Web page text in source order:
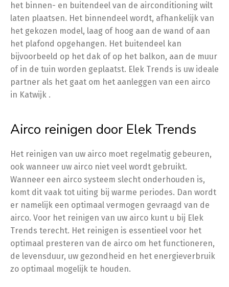
het binnen- en buitendeel van de airconditioning wilt
laten plaatsen. Het binnendeel wordt, afhankelijk van
het gekozen model, laag of hoog aan de wand of aan
het plafond opgehangen. Het buitendeel kan
bijvoorbeeld op het dak of op het balkon, aan de muur
of in de tuin worden geplaatst. Elek Trends is uw ideale
partner als het gaat om het aanleggen van een airco
in Katwijk .
Airco reinigen door Elek Trends
Het reinigen van uw airco moet regelmatig gebeuren,
ook wanneer uw airco niet veel wordt gebruikt.
Wanneer een airco systeem slecht onderhouden is,
komt dit vaak tot uiting bij warme periodes. Dan wordt
er namelijk een optimaal vermogen gevraagd van de
airco. Voor het reinigen van uw airco kunt u bij Elek
Trends terecht. Het reinigen is essentieel voor het
optimaal presteren van de airco om het functioneren,
de levensduur, uw gezondheid en het energieverbruik
zo optimaal mogelijk te houden.